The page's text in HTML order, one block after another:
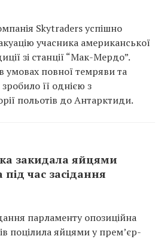
Skytraders успішно
учасника американської
зі станції “Мак-Мердо”.
умовах повної темряви та
її однією з
польотів до Антарктиди.
закидала яйцями
під час засідання
парламенту опозиційна
поцілила яйцями у прем’єр-